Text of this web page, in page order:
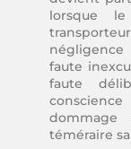
lorsque
faute
faute
téméraire